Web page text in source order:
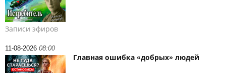
Записи эфиров
11-08-2026 08:00
Главная ошибка «добрых» людей